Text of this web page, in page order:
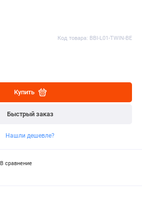
Код товара: BBI-L01-TWIN-BE
Купить
Быстрый заказ
Нашли дешевле?
В сравнение